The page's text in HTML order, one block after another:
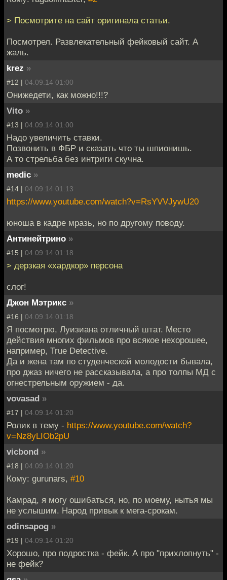
> Посмотрите на сайт оригинала статьи.
Посмотрел. Развлекательный фейковый сайт. А
жаль.
krez »
#12 | 04.09.14 01:00
Онижедети, как можно!!!?
Vito »
#13 | 04.09.14 01:00
Надо увеличить ставки.
Позвонить в ФБР и сказать что ты шпионишь.
А то стрельба без интриги скучна.
medic »
#14 | 04.09.14 01:13
https://www.youtube.com/watch?v=RsYVVJywU20
юноша в кадре мразь, но по другому поводу.
Антинейтрино »
#15 | 04.09.14 01:18
> дерзкая «хардкор» персона
слог!
Джон Мэтрикс »
#16 | 04.09.14 01:18
Я посмотрю, Луизиана отличный штат. Место
действия многих фильмов про всякое нехорошее,
например, True Detective.
Да и жена там по студенческой молодости бывала,
про джаз ничего не рассказывала, а про толпы МД с
огнестрельным оружием - да.
vovasad »
#17 | 04.09.14 01:20
Ролик в тему - https://www.youtube.com/watch?
v=Nz8yLIOb2pU
vicbond »
#18 | 04.09.14 01:20
Кому: gurunars, #10
Камрад, я могу ошибаться, но, по моему, нытья мы
не услышим. Народ привык к мега-срокам.
odinsapog »
#19 | 04.09.14 01:20
Хорошо, про подростка - фейк. А про "прихлопнуть" -
не фейк?